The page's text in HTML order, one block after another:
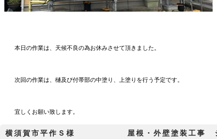
本日の作業は、天候不良の為お休みさせて頂きました。
次回の作業は、樋及び付帯部の中塗り、上塗りを行う予定です。
宜しくお願い致します。
横須賀市平作Ｓ様 屋根・外壁塗装工事 シ